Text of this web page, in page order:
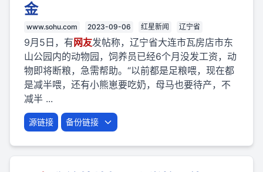
金
www.sohu.com 2023-09-06 红星新闻 辽宁省
9月5日，有 网友发帖称，辽宁省大连市瓦房店市东
山公园内的动物园，饲养员已经6个月没发工资，动
物即将断粮，急需帮助。“以前都是足粮喂，现在都
是减半喂，还有小熊崽要吃奶，母马也要待产，不
减半 ...
源链接 备份链接